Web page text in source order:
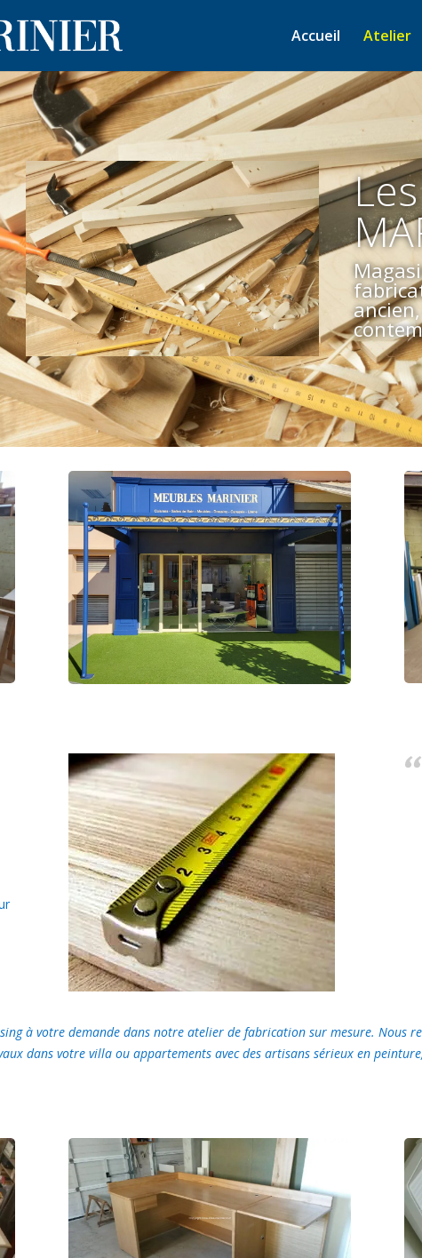
Accueil Atelier
à votre demande dans notre atelier de fabrication sur mesure. Nous
dans votre villa ou appartements avec des artisans sérieux en